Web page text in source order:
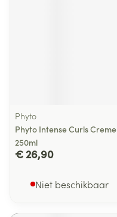
Phyto
Phyto Intense Curls Creme
250ml
€ 26,90
Niet beschikbaar